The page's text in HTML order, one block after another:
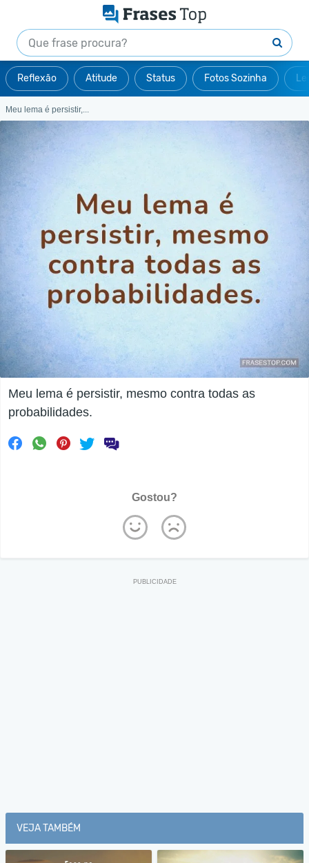
Reflexão Atitude Status Fotos Sozinha
Meu lema é persistir,...
Meu lema é persistir, mesmo contra todas as
probabilidades.
Gostou?
VEJA TAMBÉM